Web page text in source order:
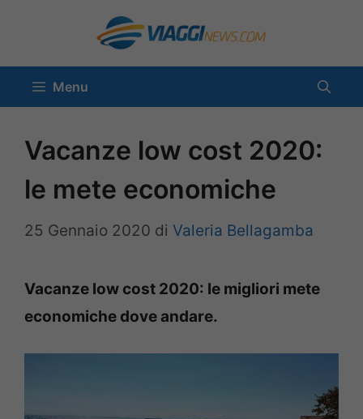
contenuto
Menu
Vacanze low cost 2020:
le mete economiche
25 Gennaio 2020 di Valeria Bellagamba
Vacanze low cost 2020: le migliori mete
economiche dove andare.